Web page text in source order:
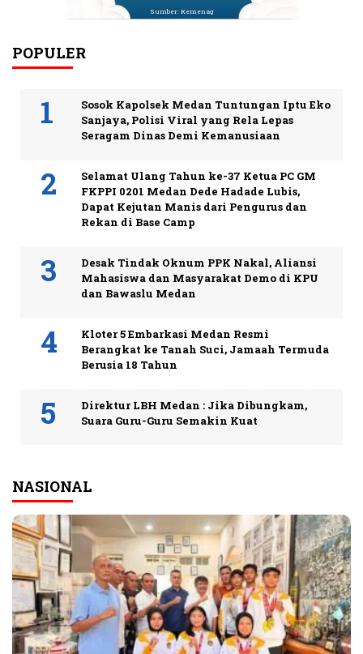
Sumber: Kemenag
POPULER
Sosok Kapolsek Medan Tuntungan Iptu Eko
Sanjaya, Polisi Viral yang Rela Lepas
Seragam Dinas Demi Kemanusiaan
Selamat Ulang Tahun ke-37 Ketua PC GM
FKPPI 0201 Medan Dede Hadade Lubis,
Dapat Kejutan Manis dari Pengurus dan
Rekan di Base Camp
Desak Tindak Oknum PPK Nakal, Aliansi
Mahasiswa dan Masyarakat Demo di KPU
dan Bawaslu Medan
Kloter 5 Embarkasi Medan Resmi
Berangkat ke Tanah Suci, Jamaah Termuda
Berusia 18 Tahun
Direktur LBH Medan : Jika Dibungkam,
Suara Guru-Guru Semakin Kuat
NASIONAL